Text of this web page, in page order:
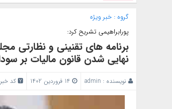
گروه :خبر ویژه
پورابراهیمی تشریح کرد:
برنامه های تقنینی و نظارتی
نهایی شدن قانون مالیات بر
نویسنده : admin کد خبر 186098